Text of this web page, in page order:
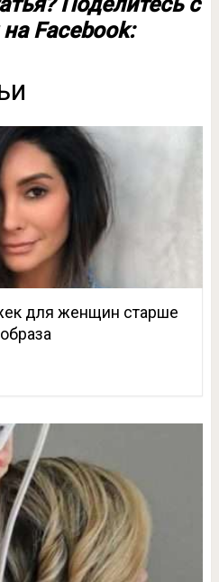
Facebook:
для женщин старше